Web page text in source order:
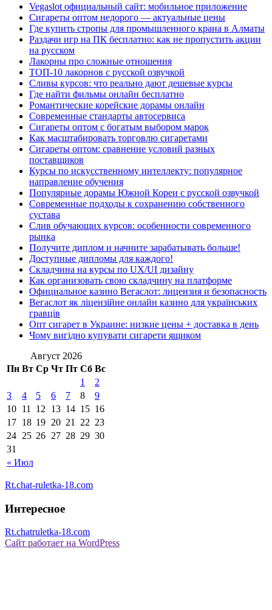
Vegaslot официальный сайт: мобильное приложение
Сигареты оптом недорого — актуальные цены
Где купить стропы для промышленного крана в Алматы
Раздачи игр на ПК бесплатно: как не пропустить акции
на русском
Лакорны про сложные отношения
ТОП-10 лакорнов с русской озвучкой
Сливы курсов: что реально дают дешевые курсы
Где найти фильмы онлайн бесплатно
Романтические корейские дорамы онлайн
Современные стандарты автосервиса
Сигареты оптом с богатым выбором марок
Как масштабировать торговлю сигаретами
Сигареты оптом: сравнение условий разных
поставщиков
Курсы по искусственному интеллекту: популярное
направление обучения
Популярные дорамы Южной Кореи с русской озвучкой
Современные подходы к сохранению собственного
сустава
Слив обучающих курсов: особенности современного
рынка
Получите диплом и начните зарабатывать больше!
Доступные дипломы для каждого!
Складчина на курсы по UX/UI дизайну
Как организовать свою складчину на платформе
Официальное казино Вегаслот: лицензия и безопасность
Вегаслот як ліцензійне онлайн казино для українських
гравців
Опт сигарет в Украине: низкие цены + доставка в день
Чому вигідно купувати сигарети ящиком
Август 2026
Пн Вт Ср Чт Пт Сб Вс
« Июл
1
2
3
4 5 6 7 8
9
10 11 12 13 14 15 16
17 18 19 20 21 22 23
24 25 26 27 28 29 30
31
Rt.chat-ruletka-18.com
Интересное
Rt.chatruletka-18.com
Сайт работает на WordPress